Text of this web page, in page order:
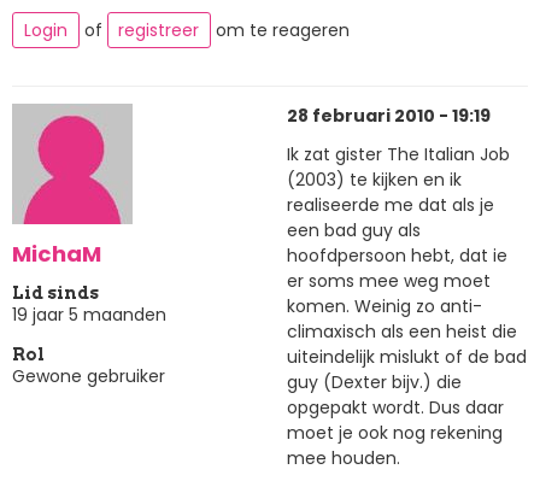
Login
of registreer om te reageren
MichaM
Lid sinds
19 jaar 5 maanden
Rol
Gewone gebruiker
28 februari 2010 - 19:19
Ik zat gister The Italian Job
(2003) te kijken en ik
realiseerde me dat als je
een bad guy als
hoofdpersoon hebt, dat ie
er soms mee weg moet
komen. Weinig zo anti-
climaxisch als een heist die
uiteindelijk mislukt of de bad
guy (Dexter bijv.) die
opgepakt wordt. Dus daar
moet je ook nog rekening
mee houden.